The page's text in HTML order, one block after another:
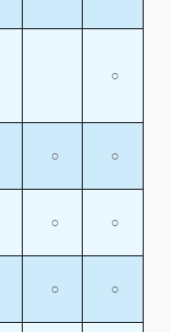
○
○ ○
○ ○
○ ○